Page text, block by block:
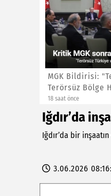
MGK Bildirisi:
Terörsüz Bölge
18 saat önce
Iğdır’da
Iğdır’da bir
3.06.2026